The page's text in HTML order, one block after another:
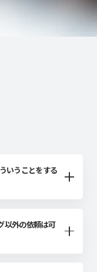
いうことをする
以外の依頼は可